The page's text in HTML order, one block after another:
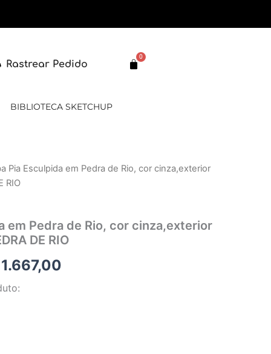
Rastrear Pedido
0
Carrinho
BIBLIOTECA SKETCHUP
Pia Esculpida em Pedra de Rio, cor cinza,exterior
RIO
em Pedra de Rio, cor cinza,exterior
DE RIO
1.667,00
O
atual
é: